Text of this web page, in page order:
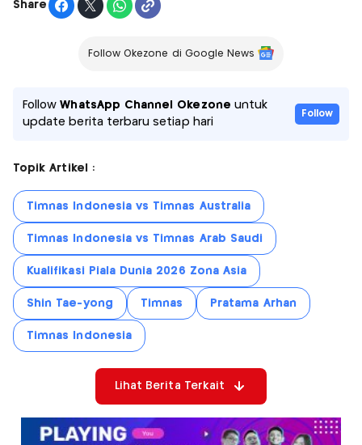
Share
Follow Okezone di Google News
FollowWhatsApp Channel Okezone untuk
update berita terbaru setiap hari
Follow
Topik Artikel :
Timnas Indonesia vs Timnas Australia
Timnas Indonesia vs Timnas Arab Saudi
Kualifikasi Piala Dunia 2026 Zona Asia
Shin Tae-yong Timnas Pratama Arhan
Timnas Indonesia
Lihat Berita Terkait